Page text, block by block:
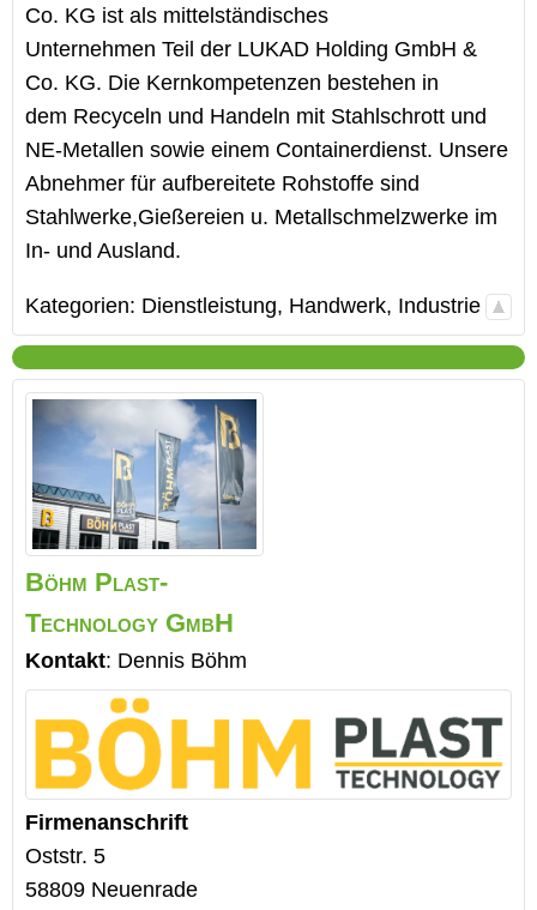
Co. KG ist als mittelständisches
Unternehmen Teil der LUKAD Holding GmbH &
Co. KG. Die Kernkompetenzen bestehen in
dem Recyceln und Handeln mit Stahlschrott und
NE-Metallen sowie einem Containerdienst. Unsere
Abnehmer für aufbereitete Rohstoffe sind
Stahlwerke,Gießereien u. Metallschmelzwerke im
In- und Ausland.
Kategorien: Dienstleistung, Handwerk, Industrie
Böhm Plast-
Technology GmbH
Kontakt: Dennis Böhm
Firmenanschrift
Oststr. 5
58809 Neuenrade